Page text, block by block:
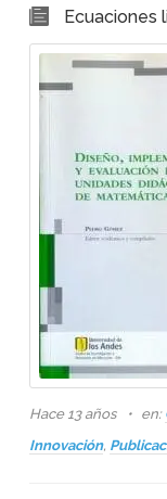
Ecuaciones
Hace 13 años en:
Innovación,